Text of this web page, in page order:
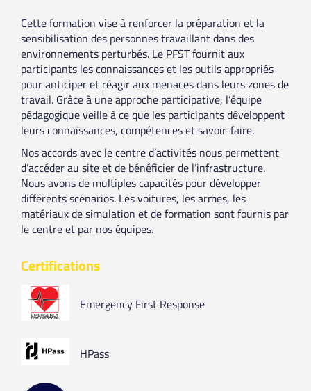
Cette formation vise à renforcer la préparation et la
sensibilisation des personnes travaillant dans des
environnements perturbés. Le PFST fournit aux
participants les connaissances et les outils appropriés
pour anticiper et réagir aux menaces dans leurs zones de
travail. Grâce à une approche participative, l’équipe
pédagogique veille à ce que les participants développent
leurs connaissances, compétences et savoir-faire.
Nos accords avec le centre d’activités nous permettent
d’accéder au site et de bénéficier de l’infrastructure.
Nous avons de multiples capacités pour développer
différents scénarios. Les voitures, les armes, les
matériaux de simulation et de formation sont fournis par
le centre et par nos équipes.
Certifications
Emergency First Response
HPass